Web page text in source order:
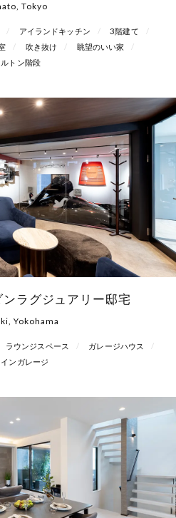
Tokyo
アイランドキッチン
3階建て
吹き抜け
眺望のいい家
トン階段
ラグジュアリー邸宅
Yokohama
ラウンジスペース
ガレージハウス
ンガレージ